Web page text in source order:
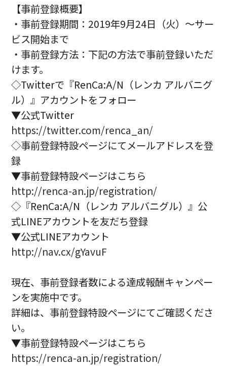
【事前登録概要】
・事前登録期間：2019年9月24日（火）～サー
ビス開始まで
・事前登録方法：下記の方法で事前登録いただ
けます。
◇Twitterで『RenCa:A/N（レンカ アルバニグ
ル）』アカウントをフォロー
▼公式Twitter
https://twitter.com/renca_an/
◇事前登録特設ページにてメールアドレスを登
録
▼事前登録特設ページはこちら
http://renca-an.jp/registration/
◇『RenCa:A/N（レンカ アルバニグル）』公
式LINEアカウントを友だち登録
▼公式LINEアカウント
http://nav.cx/gYavuF
現在、事前登録者数による達成報酬キャンペー
ンを実施中です。
詳細は、事前登録特設ページにてご確認くださ
い。
▼事前登録特設ページはこちら
https://renca-an.jp/registration/